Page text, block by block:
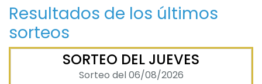
Resultados de los últimos
sorteos
SORTEO DEL JUEVES
Sorteo del 06/08/2026